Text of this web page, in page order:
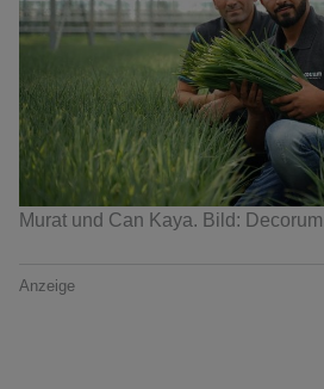
Murat und Can Kaya. Bild:
Anzeige